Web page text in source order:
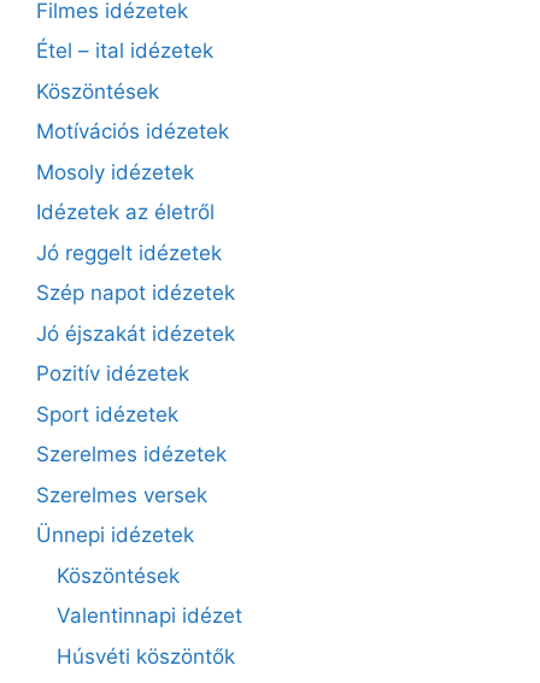
Filmes idézetek
Étel – ital idézetek
Köszöntések
Motívációs idézetek
Mosoly idézetek
Idézetek az életről
Jó reggelt idézetek
Szép napot idézetek
Jó éjszakát idézetek
Pozitív idézetek
Sport idézetek
Szerelmes idézetek
Szerelmes versek
Ünnepi idézetek
Köszöntések
Valentinnapi idézet
Húsvéti köszöntők